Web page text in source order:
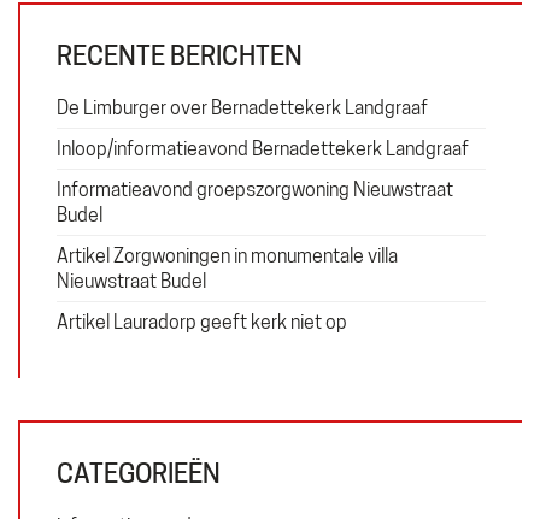
RECENTE BERICHTEN
De Limburger over Bernadettekerk Landgraaf
Inloop/informatieavond Bernadettekerk Landgraaf
Informatieavond groepszorgwoning Nieuwstraat
Budel
Artikel Zorgwoningen in monumentale villa
Nieuwstraat Budel
Artikel Lauradorp geeft kerk niet op
CATEGORIEËN
Gebruiker
Exploitatie
Erfgoed
Wonen
Search